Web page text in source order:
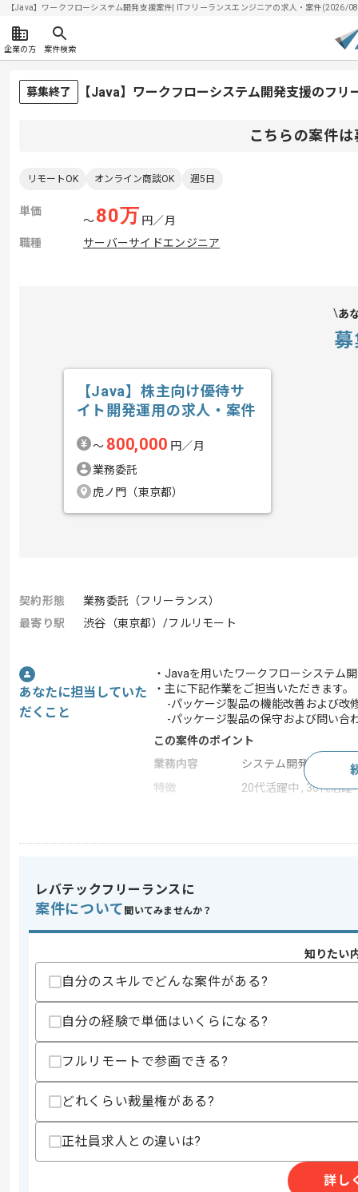
【Java】ワークフローシステム開発支援案件| ITフリーランスエンジニアの求人・案件(2026/
企業の方 案件検索
募集終了 【Java】ワークフローシステム開発支援のフリ
こちらの案件
リモートOK オンライン商談OK 週5日
単価
〜80万 円／月
職種
サーバーサイドエンジニア
あ
【Java】株主向け優待サ
イト開発運用の求人・案件
〜 800,000 円／月
業務委託
虎ノ門（東京都）
契約形態
業務委託（フリーランス）
最寄り駅
渋谷（東京都）/フルリモート
あなたに担当していた
だくこと
・Javaを用いたワークフローシステム
・主に下記作業をご担当いただきます。
-パッケージ製品の機能改善および改
-パッケージ製品の保守および問い合
この案件のポイント
業務内容
システム開発 , 受託開
特徴
20代活躍中 , 30代活躍
・Javascriptを用いた開発経験
・プロダクト開発経験
・1人称での基本設計以降の経験
・AWSを用いた開発経験
上記に似た経験やスキルをお持ちであれば申
商談回数
募集人数
2人
作業開始日
レバテックフリーランスに
案件について 聞いてみませんか？
知りたい
自分のスキルでどんな案件がある?
自分の経験で単価はいくらになる?
フルリモートで参画できる?
どれくらい裁量権がある?
正社員求人との違いは?
詳し